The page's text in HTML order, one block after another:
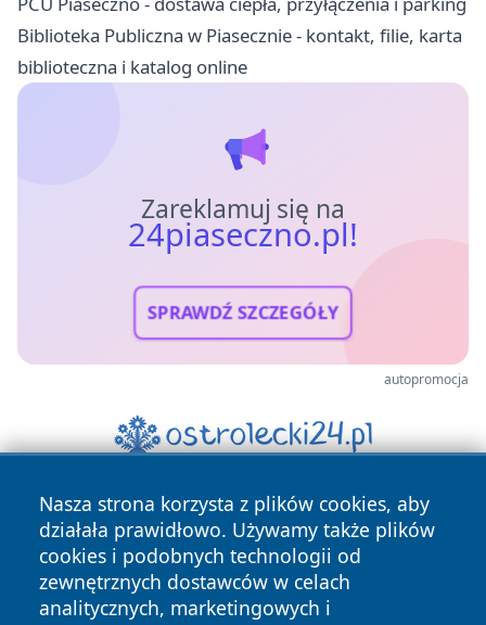
Biblioteka Publiczna w Piasecznie - kontakt, filie, karta
biblioteczna i katalog online
Zareklamuj się na
24piaseczno.pl!
SPRAWDŹ SZCZEGÓŁY
autopromocja
Nasza strona korzysta z plików cookies, aby
działała prawidłowo. Używamy także plików
cookies i podobnych technologii od
zewnętrznych dostawców w celach
analitycznych, marketingowych i